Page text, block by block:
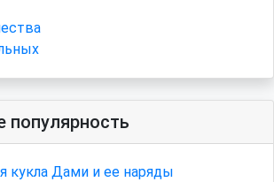
кукла Дами и ее наряды